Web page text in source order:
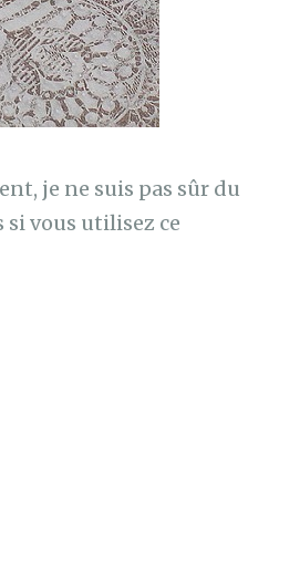
je ne suis pas sûr du
si vous utilisez ce